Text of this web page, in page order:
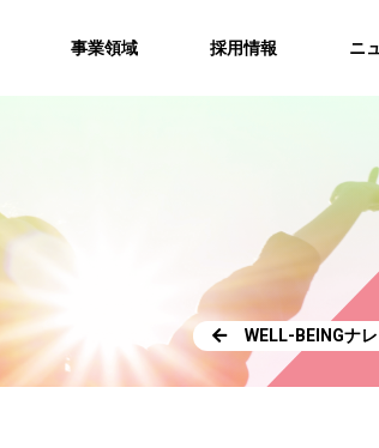
事業領域 採用情報 ニ
WELL-BEINGナ